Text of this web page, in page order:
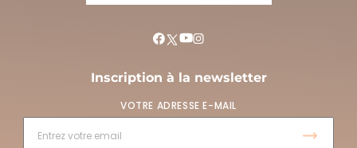
Inscription à la newsletter
VOTRE ADRESSE E-MAIL